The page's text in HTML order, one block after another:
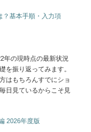
？基本手順・入力項
年の現時点の最新状況
を振り返ってみます。
はもちろんすでにショ
日見ているからこそ見
2026年度版